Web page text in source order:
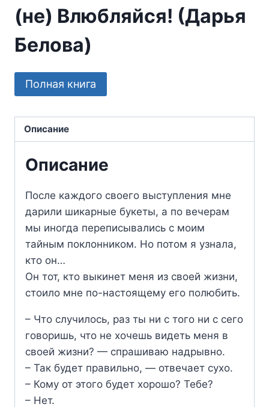
(не) Влюбляйся! (Дарья
Белова)
Полная книга
Описание
Описание
После каждого своего выступления мне
дарили шикарные букеты, а по вечерам
мы иногда переписывались с моим
тайным поклонником. Но потом я узнала,
кто он…
Он тот, кто выкинет меня из своей жизни,
стоило мне по-настоящему его полюбить.
– Что случилось, раз ты ни с того ни с сего
говоришь, что не хочешь видеть меня в
своей жизни? — спрашиваю надрывно.
– Так будет правильно, — отвечает сухо.
– Кому от этого будет хорошо? Тебе?
– Нет.